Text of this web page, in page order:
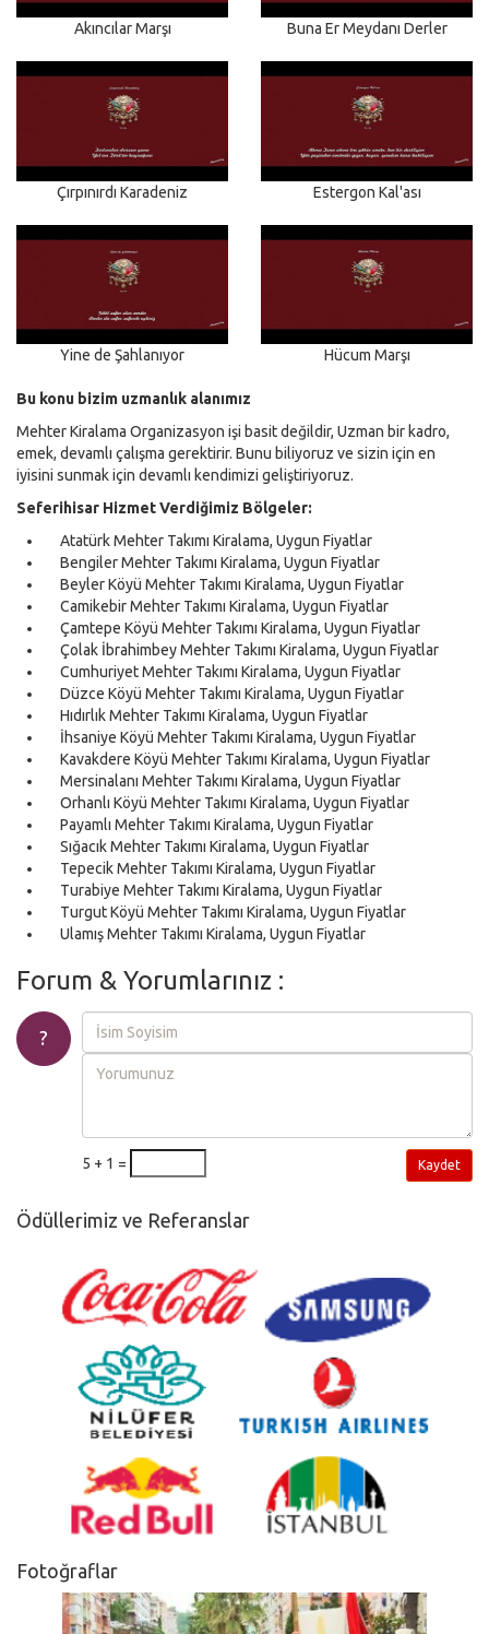
Akıncılar Marşı Buna Er Meydanı Derler
Çırpınırdı Karadeniz Estergon Kal'ası
Yine de Şahlanıyor Hücum Marşı
Bu konu bizim uzmanlık alanımız
Mehter Kiralama Organizasyon işi basit değildir, Uzman bir kadro,
emek, devamlı çalışma gerektirir. Bunu biliyoruz ve sizin için en
iyisini sunmak için devamlı kendimizi geliştiriyoruz.
Seferihisar Hizmet Verdiğimiz Bölgeler:
Atatürk Mehter Takımı Kiralama, Uygun Fiyatlar
Bengiler Mehter Takımı Kiralama, Uygun Fiyatlar
Beyler Köyü Mehter Takımı Kiralama, Uygun Fiyatlar
Camikebir Mehter Takımı Kiralama, Uygun Fiyatlar
Çamtepe Köyü Mehter Takımı Kiralama, Uygun Fiyatlar
Çolak İbrahimbey Mehter Takımı Kiralama, Uygun Fiyatlar
Cumhuriyet Mehter Takımı Kiralama, Uygun Fiyatlar
Düzce Köyü Mehter Takımı Kiralama, Uygun Fiyatlar
Hıdırlık Mehter Takımı Kiralama, Uygun Fiyatlar
İhsaniye Köyü Mehter Takımı Kiralama, Uygun Fiyatlar
Kavakdere Köyü Mehter Takımı Kiralama, Uygun Fiyatlar
Mersinalanı Mehter Takımı Kiralama, Uygun Fiyatlar
Orhanlı Köyü Mehter Takımı Kiralama, Uygun Fiyatlar
Payamlı Mehter Takımı Kiralama, Uygun Fiyatlar
Sığacık Mehter Takımı Kiralama, Uygun Fiyatlar
Tepecik Mehter Takımı Kiralama, Uygun Fiyatlar
Turabiye Mehter Takımı Kiralama, Uygun Fiyatlar
Turgut Köyü Mehter Takımı Kiralama, Uygun Fiyatlar
Ulamış Mehter Takımı Kiralama, Uygun Fiyatlar
Forum & Yorumlarınız :
?
5 + 1 = Kaydet
Ödüllerimiz ve Referanslar
Fotoğraflar